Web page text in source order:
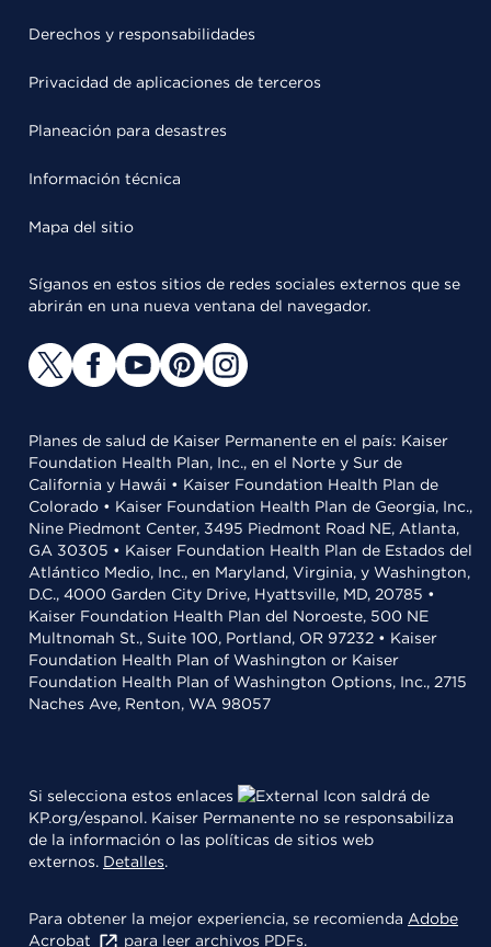
Derechos y responsabilidades
Privacidad de aplicaciones de terceros
Planeación para desastres
Información técnica
Mapa del sitio
Síganos en estos sitios de redes sociales externos que se
abrirán en una nueva ventana del navegador.
Planes de salud de Kaiser Permanente en el país: Kaiser
Foundation Health Plan, Inc., en el Norte y Sur de
California y Hawái • Kaiser Foundation Health Plan de
Colorado • Kaiser Foundation Health Plan de Georgia, Inc.,
Nine Piedmont Center, 3495 Piedmont Road NE, Atlanta,
GA 30305 • Kaiser Foundation Health Plan de Estados del
Atlántico Medio, Inc., en Maryland, Virginia, y Washington,
D.C., 4000 Garden City Drive, Hyattsville, MD, 20785 •
Kaiser Foundation Health Plan del Noroeste, 500 NE
Multnomah St., Suite 100, Portland, OR 97232 • Kaiser
Foundation Health Plan of Washington or Kaiser
Foundation Health Plan of Washington Options, Inc., 2715
Naches Ave, Renton, WA 98057
Si selecciona estos enlaces
saldrá de
KP.org/espanol. Kaiser Permanente no se responsabiliza
de la información o las políticas de sitios web
externos. Detalles.
Para obtener la mejor experiencia, se recomienda Adobe
Acrobat
para leer archivos PDFs.